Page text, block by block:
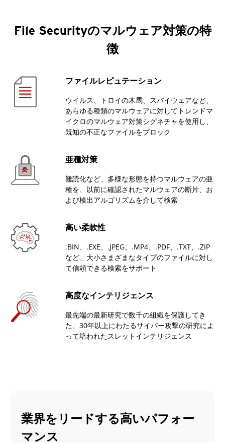
File Securityのマルウェア対策の特
徴
ファイルレピュテーション
ウイルス、トロイの木馬、スパイウェアなど、
あらゆる種類のマルウェアに対してトレンドマ
イクロのマルウェア対策シグネチャを使用し、
既知の不正なファイルをブロック
亜種対策
難読化など、多様な形態を持つマルウェアの亜
種を、以前に確認されたマルウェアの断片、お
よび検出アルゴリズムを介して検索
高い柔軟性
.BIN、.EXE、.JPEG、.MP4、.PDF、.TXT、.ZIP
など、大小さまざまなタイプのファイルに対し
て信頼できる検索をサポート
高度なインテリジェンス
最先端の最新研究で数千の組織を保護してき
た、30年以上にわたるサイバー攻撃の研究によ
って培われたスレットインテリジェンス
業界をリードする高いパフォー
マンス